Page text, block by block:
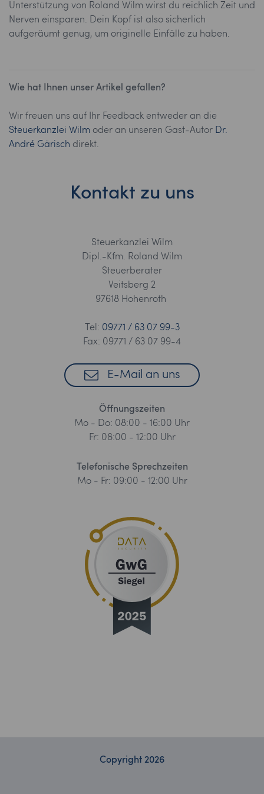
Unterstützung von Roland Wilm wirst du reichlich Zeit und
Nerven einsparen. Dein Kopf ist also sicherlich
aufgeräumt genug, um originelle Einfälle zu haben.
Wie hat Ihnen unser Artikel gefallen?
Wir freuen uns auf Ihr Feedback entweder an die
Steuerkanzlei Wilm oder an unseren Gast-Autor Dr.
André Gärisch direkt.
Kontakt zu uns
Steuerkanzlei Wilm
Dipl.-Kfm. Roland Wilm
Steuerberater
Veitsberg 2
97618 Hohenroth
Tel: 09771 / 63 07 99-3
Fax: 09771 / 63 07 99-4
E-Mail an uns
Öffnungszeiten
Mo - Do: 08:00 - 16:00 Uhr
Fr: 08:00 - 12:00 Uhr
Telefonische Sprechzeiten
Mo - Fr: 09:00 - 12:00 Uhr
Copyright 2026